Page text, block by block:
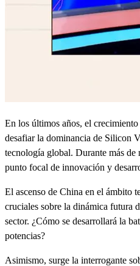
En los últimos años, el
desafiar la dominancia de Silicon
tecnología global. Durante más de
punto focal de innovación y
El ascenso de China en el ámbito
cruciales sobre la dinámica futura
sector. ¿Cómo se desarrollará la
potencias?
Asimismo, surge la interrogante